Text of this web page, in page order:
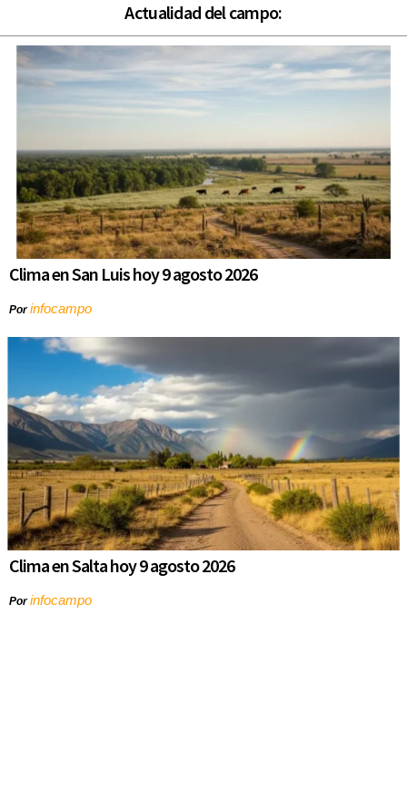
Actualidad del campo:
Clima en San Luis hoy 9 agosto 2026
Porinfocampo
Clima en Salta hoy 9 agosto 2026
Porinfocampo